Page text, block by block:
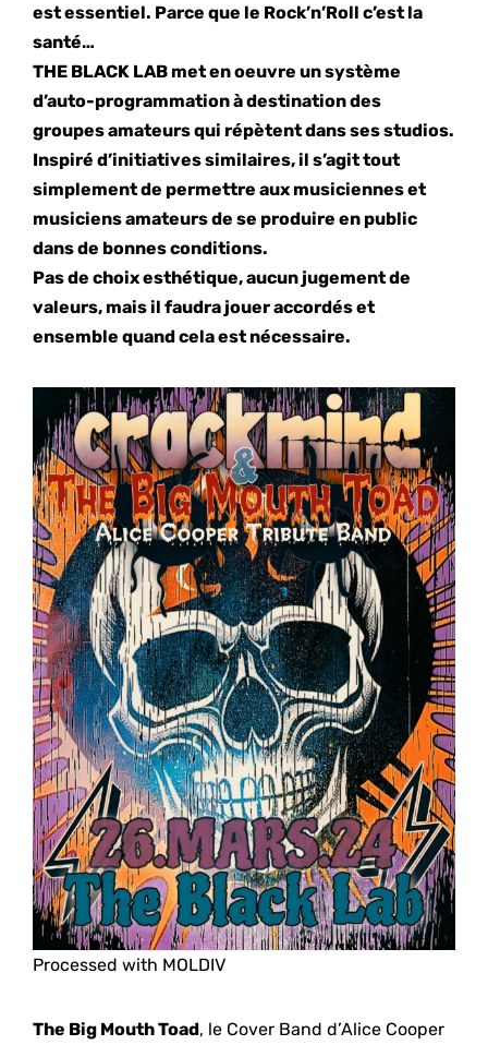
est essentiel. Parce que le Rock’n’Roll c’est la
santé…
THE BLACK LAB met en oeuvre un système
d’auto-programmation à destination des
groupes amateurs qui répètent dans ses studios.
Inspiré d’initiatives similaires, il s’agit tout
simplement de permettre aux musiciennes et
musiciens amateurs de se produire en public
dans de bonnes conditions.
Pas de choix esthétique, aucun jugement de
valeurs, mais il faudra jouer accordés et
ensemble quand cela est nécessaire.
Processed with MOLDIV
The Big Mouth Toad, le Cover Band d’Alice Cooper